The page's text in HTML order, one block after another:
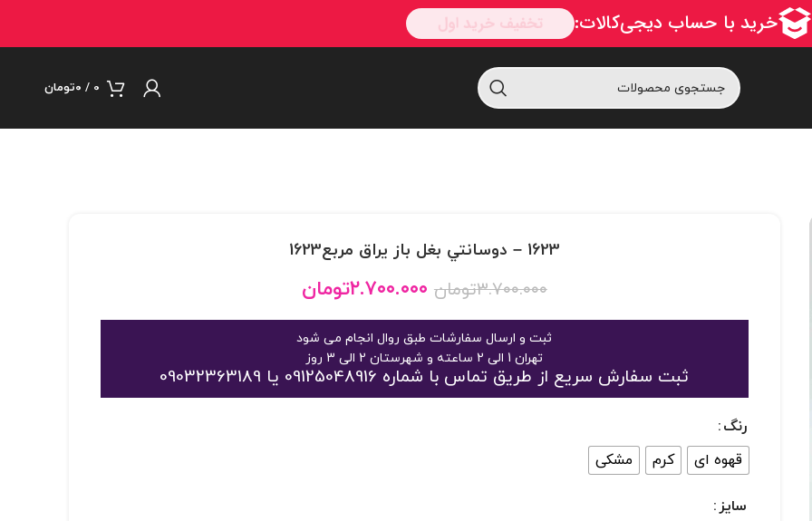
0
/ ۰تومان
1623 – دوسانتي بغل باز يراق مربع1623
۳.۷۰۰.۰۰۰تومان ۲.۷۰۰.۰۰۰تومان
ثبت و ارسال سفارشات طبق روال انجام می شود
تهران 1 الی 2 ساعته و شهرستان 2 الی 3 روز
ثبت سفارش سریع از طریق تماس با شماره 09125048916 یا 09032363189
رنگ
قهوه ای
کرم مشکی
سایز